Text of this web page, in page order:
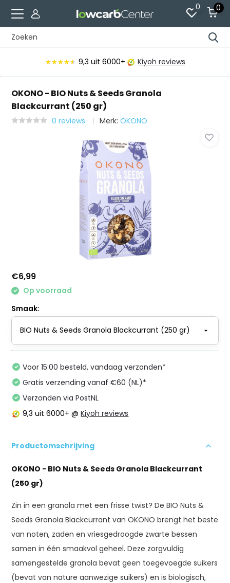
0 0
★★★★★
★★★★★ 9,3 uit 6000+ Kiyoh reviews
OKONO - BIO Nuts & Seeds Granola
Blackcurrant (250 gr)
0 reviews Merk:OKONO
€6,99
Op voorraad
Smaak:
Voor 15:00 besteld, vandaag verzonden*
Gratis verzending vanaf €60 (NL)*
Verzonden via PostNL
9,3 uit 6000+ @Kiyoh reviews
Productomschrijving
OKONO - BIO Nuts & Seeds Granola Blackcurrant
(250 gr)
Zin in een granola met een frisse twist? De BIO Nuts &
Seeds Granola Blackcurrant van OKONO brengt het beste
van noten, zaden en vriesgedroogde zwarte bessen
samen in één smaakvol geheel. Deze zorgvuldig
samengestelde granola bevat geen toegevoegde suikers
(bevat van nature aanwezige suikers) en is biologisch,